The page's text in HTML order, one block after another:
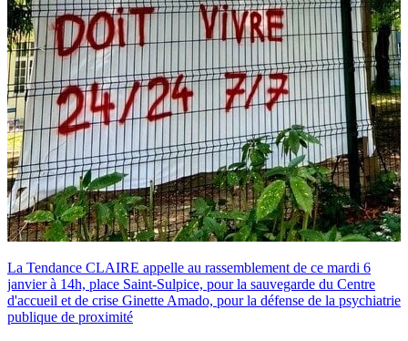
La Tendance CLAIRE appelle au rassemblement de ce mardi 6
janvier à 14h, place Saint-Sulpice, pour la sauvegarde du Centre
d'accueil et de crise Ginette Amado, pour la défense de la psychiatrie
publique de proximité